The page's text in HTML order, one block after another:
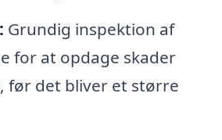
Grundig inspektion af
for at opdage skader
før det bliver et større